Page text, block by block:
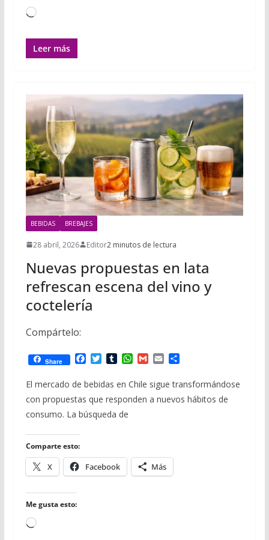
Cargando...
Leer más
BEBIDAS BREBAJES
28 abril, 2026 Editor2 minutos de lectura
Nuevas propuestas en lata
refrescan escena del vino y
coctelería
Compártelo:
Share
F
c
e
b
o
T
i
t
t
e
T
m
b
l
r
W
a
t
s
G
a
i
l
E
a
i
l
C
m
p
a
El mercado de bebidas en Chile sigue transformándose
con propuestas que responden a nuevos hábitos de
consumo. La búsqueda de
Comparte esto:
X Facebook Más
Me gusta esto:
Cargando...